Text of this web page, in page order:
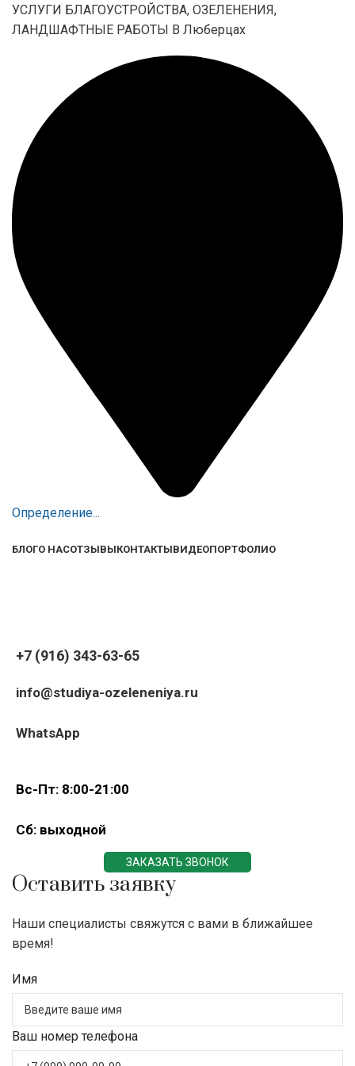
УСЛУГИ БЛАГОУСТРОЙСТВА, ОЗЕЛЕНЕНИЯ,
ЛАНДШАФТНЫЕ РАБОТЫ В Люберцах
Определение...
БЛОГО НАСОТЗЫВЫКОНТАКТЫВИДЕОПОРТФОЛИО
+7 (916) 343-63-65
info@studiya-ozeleneniya.ru
WhatsApp
Вс-Пт: 8:00-21:00
Сб: выходной
ЗАКАЗАТЬ ЗВОНОК
Оставить заявку
Наши специалисты свяжутся с вами в ближайшее
время!
Имя
Ваш номер телефона